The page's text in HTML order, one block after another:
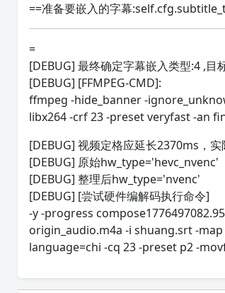
==准备要嵌入的字幕
=
[DEBUG] 最终确定字幕嵌入类型:4 ,
[DEBUG] [FFMPEG-CMD]:
ffmpeg -hide_banner -
libx264 -crf 23 -preset veryfast -an
[DEBUG] 视频定格应延长2370ms，实
[DEBUG] 原始hw_type='hevc_nvenc'
[DEBUG] 整理后hw_type='nvenc'
[DEBUG] [尝试硬件编解码执行命令]
-y -progress
origin_audio.m4a -i shuang.srt -map
language=chi -cq 23 -preset p2 -